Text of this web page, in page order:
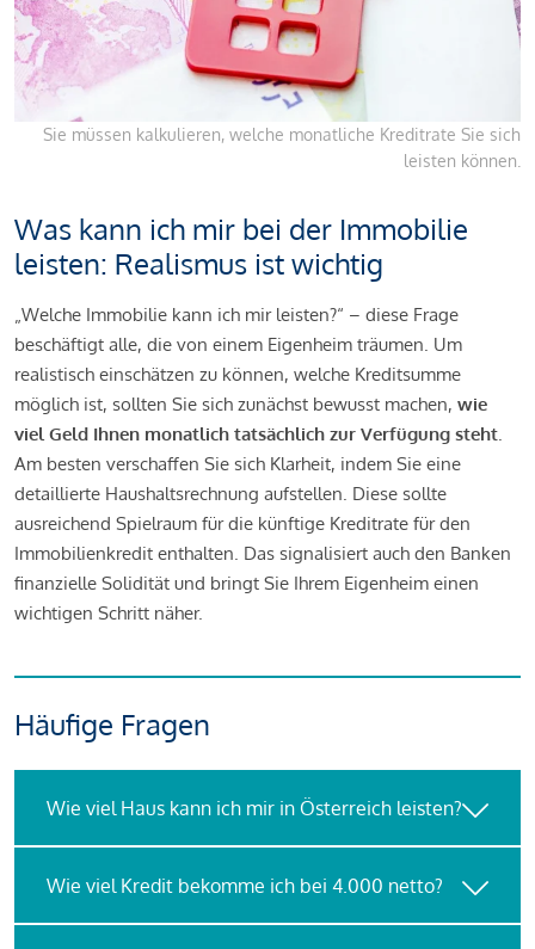
Sie müssen kalkulieren, welche monatliche Kreditrate Sie sich
leisten können.
Was kann ich mir bei der Immobilie
leisten: Realismus ist wichtig
„Welche Immobilie kann ich mir leisten?“ – diese Frage
beschäftigt alle, die von einem Eigenheim träumen. Um
realistisch einschätzen zu können, welche Kreditsumme
möglich ist, sollten Sie sich zunächst bewusst machen, wie
viel Geld Ihnen monatlich tatsächlich zur Verfügung steht.
Am besten verschaffen Sie sich Klarheit, indem Sie eine
detaillierte Haushaltsrechnung aufstellen. Diese sollte
ausreichend Spielraum für die künftige Kreditrate für den
Immobilienkredit enthalten. Das signalisiert auch den Banken
finanzielle Solidität und bringt Sie Ihrem Eigenheim einen
wichtigen Schritt näher.
Häufige Fragen
Wie viel Haus kann ich mir in Österreich leisten?
Wie viel Kredit bekomme ich bei 4.000 netto?